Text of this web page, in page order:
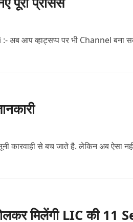
आप व्हाट्सप्प पर भी Channel बना
से बच जाते है. लेकिन अब ऐसा नहीं
मिलेंगी LIC की 11